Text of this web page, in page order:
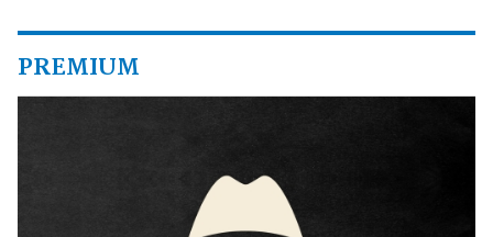
PREMIUM